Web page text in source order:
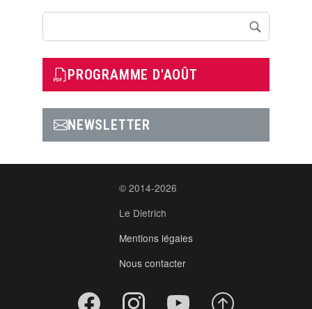
PROGRAMME D'AOÛT
NEWSLETTER
© 2014-2026
Le Dietrich
Mentions légales
Nous contacter